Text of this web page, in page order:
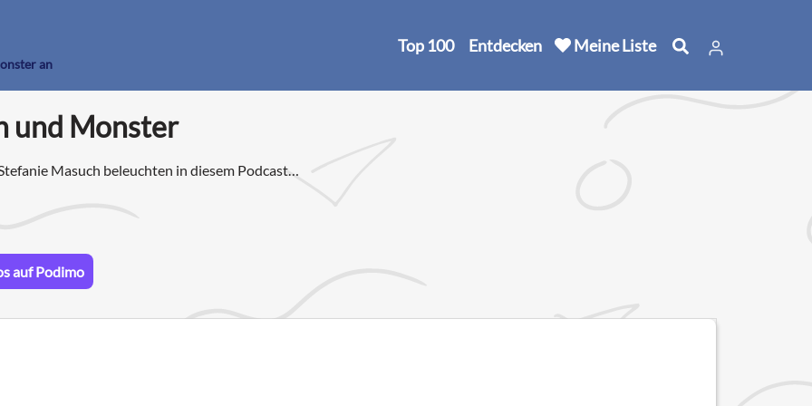
an
Top 100 Entdecken Meine Liste
und Monster
Masuch beleuchten in diesem Podcast
auf Podimo